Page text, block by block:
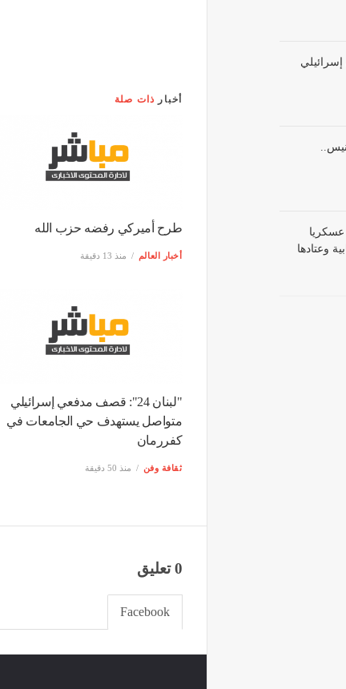
وعتادها
أخبار ذات صلة
طرح أميركي رفضه حزب الله
أخبار العالم منذ 13 دقيقة
"لبنان 24": قصف مدفعي إسرائيلي
متواصل يستهدف حي الجامعات في
كفررمان
ثقافة وفن منذ 50 دقيقة
0 تعليق
Facebook